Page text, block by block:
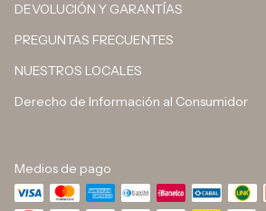
DEVOLUCIÓN Y GARANTÍAS
PREGUNTAS FRECUENTES
NUESTROS LOCALES
Derecho de Información al Consumidor
Medios de pago